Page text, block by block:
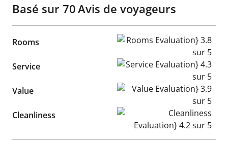
Basé sur 70Avis de voyageurs
Rooms Rooms Evaluation} 3.8 sur 5
Service Service Evaluation} 4.3 sur 5
Value Value Evaluation} 3.9 sur 5
Cleanliness Cleanliness Evaluation} 4.2